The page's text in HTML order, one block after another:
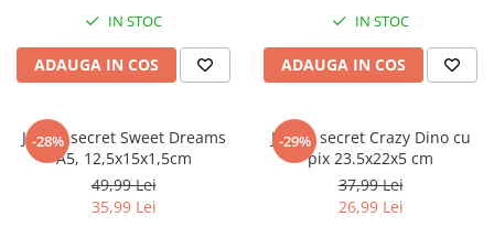
Testoasele Ninja
Fireman Sam
Disney
Frozen Disney
Pokemon
Pink Panther
Bing
Marie Cat
IN STOC
ADAUGA IN COS
IN STOC
ADAUGA IN COS
-28%
Jurnal secret Sweet Dreams
A5, 12,5x15x1,5cm
49,99 Lei
35,99 Lei
-29%
Jurnal secret Crazy Dino cu
pix 23.5x22x5 cm
37,99 Lei
26,99 Lei